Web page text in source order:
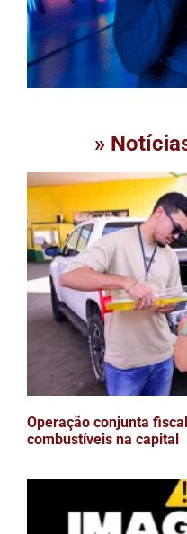
»
Operação conjunta
combustíveis na capital